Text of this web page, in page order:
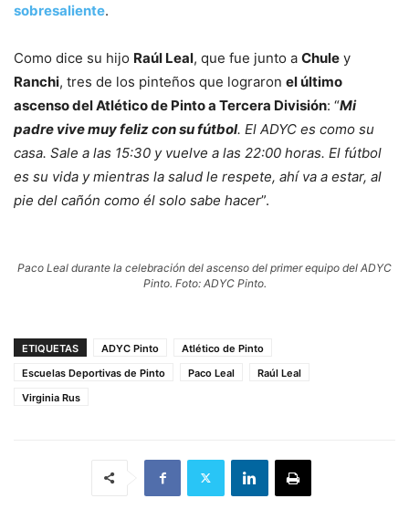
sobresaliente.
Como dice su hijo Raúl Leal, que fue junto a Chule y
Ranchi, tres de los pinteños que lograron el último
ascenso del Atlético de Pinto a Tercera División: “Mi
padre vive muy feliz con su fútbol. El ADYC es como su
casa. Sale a las 15:30 y vuelve a las 22:00 horas. El fútbol
es su vida y mientras la salud le respete, ahí va a estar, al
pie del cañón como él solo sabe hacer”.
Paco Leal durante la celebración del ascenso del primer equipo del ADYC
Pinto. Foto: ADYC Pinto.
ETIQUETAS ADYC Pinto
Atlético de Pinto
Escuelas Deportivas de Pinto
Paco Leal
Raúl Leal
Virginia Rus